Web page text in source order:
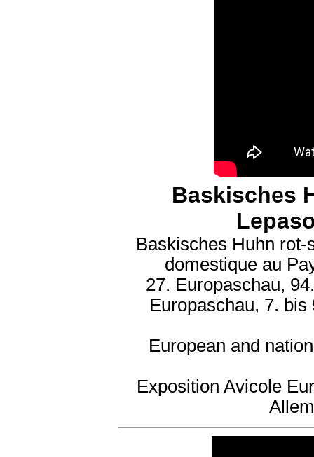
Baskisches
Baskisches Huhn
domestique au
27. Europaschau,
Europaschau, 7.
European and
Exposition Avicole